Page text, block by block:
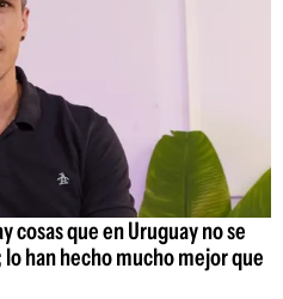
cosas que en Uruguay no se
han hecho mucho mejor que